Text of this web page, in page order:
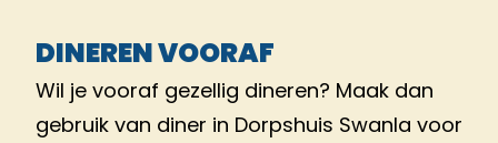
DINEREN VOORAF
Wil je vooraf gezellig dineren? Maak dan
gebruik van diner in Dorpshuis Swanla voor